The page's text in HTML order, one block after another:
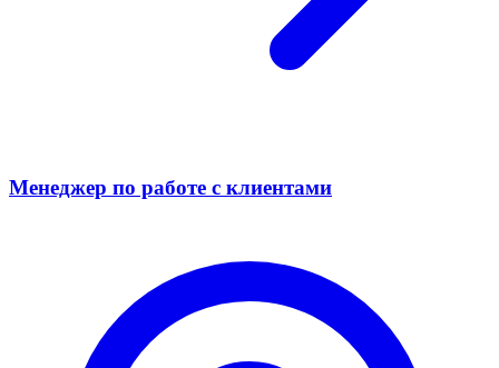
Менеджер по работе с клиентами